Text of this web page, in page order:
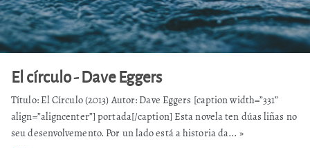
Foto
Acerca de
El círculo - Dave Eggers
Título: El Círculo (2013) Autor: Dave Eggers [caption width=”331”
align=”aligncenter”] portada[/caption] Esta novela ten dúas liñas no
seu desenvolvemento. Por un lado está a historia da... »